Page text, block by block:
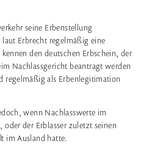
seine Erbenstellung
Erbrecht regelmäßig eine
den deutschen Erbschein, der
Nachlassgericht beantragt werden
regelmäßig als Erbenlegitimation
wenn Nachlasswerte im
der Erblasser zuletzt seinen
im Ausland hatte.